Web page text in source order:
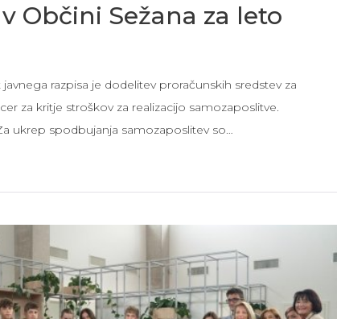
Občini Sežana za leto
razpisa je dodelitev proračunskih sredstev za
za kritje stroškov za realizacijo samozaposlitve.
ukrep spodbujanja samozaposlitev so…